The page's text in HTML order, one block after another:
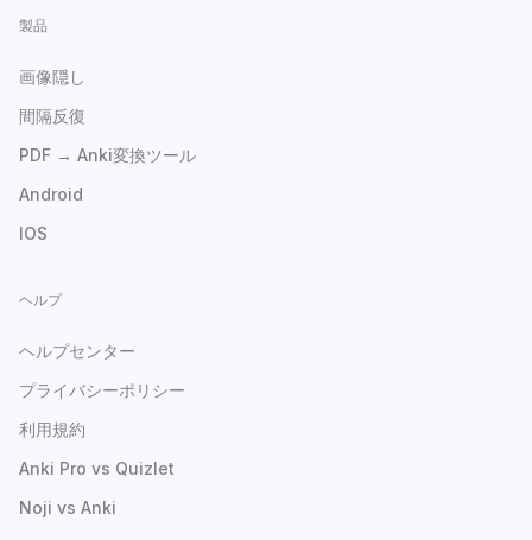
製品
画像隠し
間隔反復
PDF → Anki変換ツール
Android
IOS
ヘルプ
ヘルプセンター
プライバシーポリシー
利用規約
Anki Pro vs Quizlet
Noji vs Anki